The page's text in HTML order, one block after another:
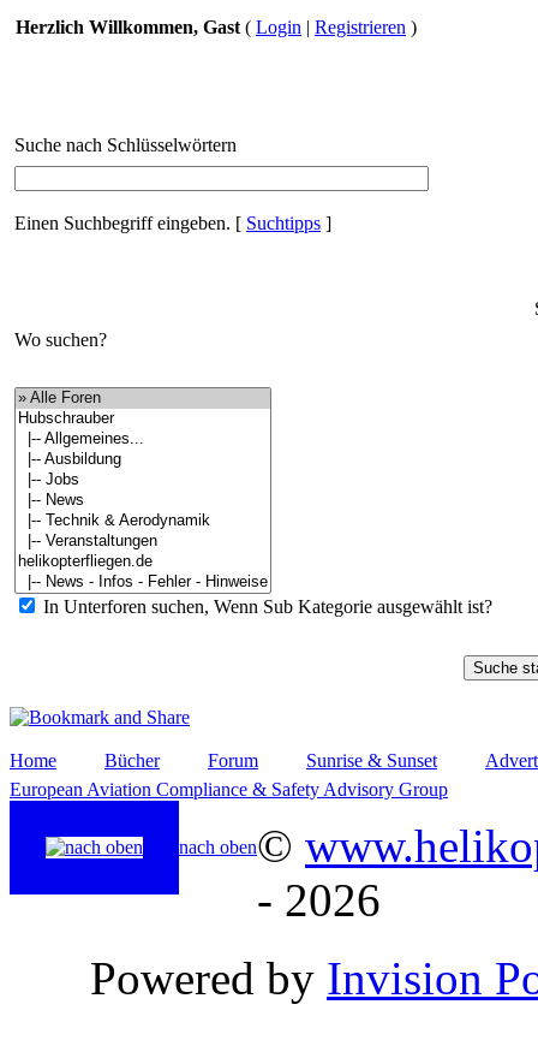
Herzlich Willkommen, Gast ( Login | Registrieren )
Suche nach Schlüsselwörtern
Einen Suchbegriff eingeben. [ Suchtipps ]
Wo suchen?
In Unterforen suchen, Wenn Sub Kategorie ausgewählt ist?
Home Bücher Forum Sunrise & Sunset
European Aviation Compliance & Safety Advisory Group
nach oben©
- 2026
Powered by Invision